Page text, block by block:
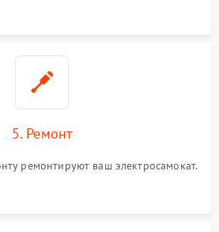
5. Ремонт
ремонтируют ваш электросамокат.